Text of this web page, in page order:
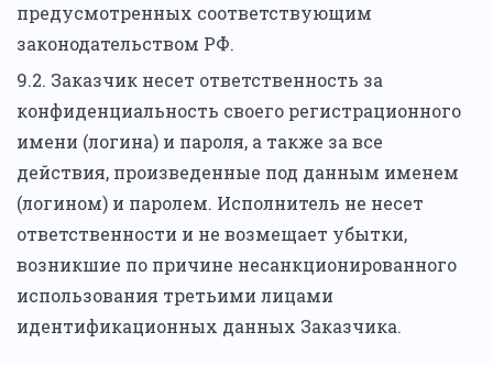
предусмотренных соответствующим
законодательством РФ.
9.2. Заказчик несет ответственность за
конфиденциальность своего регистрационного
имени (логина) и пароля, а также за все
действия, произведенные под данным именем
(логином) и паролем. Исполнитель не несет
ответственности и не возмещает убытки,
возникшие по причине несанкционированного
использования третьими лицами
идентификационных данных Заказчика.